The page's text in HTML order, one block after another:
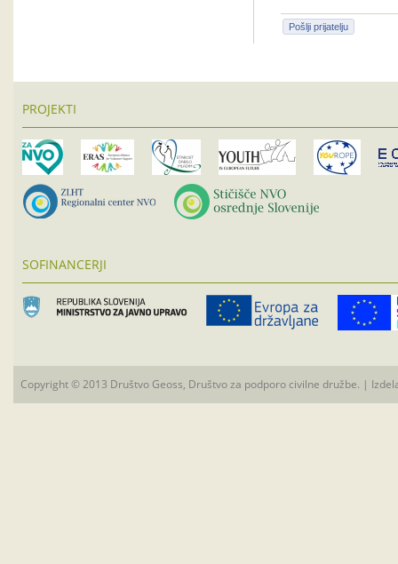
Pošlji prijatelju
PROJEKTI
SOFINANCERJI
Copyright © 2013 Društvo Geoss, Društvo za podporo civilne družbe. |